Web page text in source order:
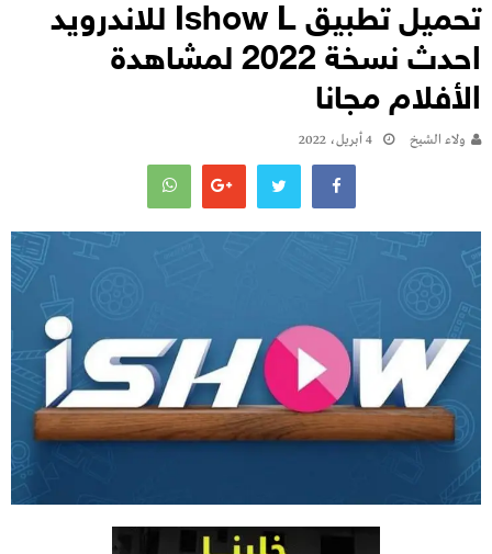
تحميل تطبيق Ishow L للاندرويد
احدث نسخة 2022 لمشاهدة
الأفلام مجانا
ولاء الشيخ 4 أبريل، 2022